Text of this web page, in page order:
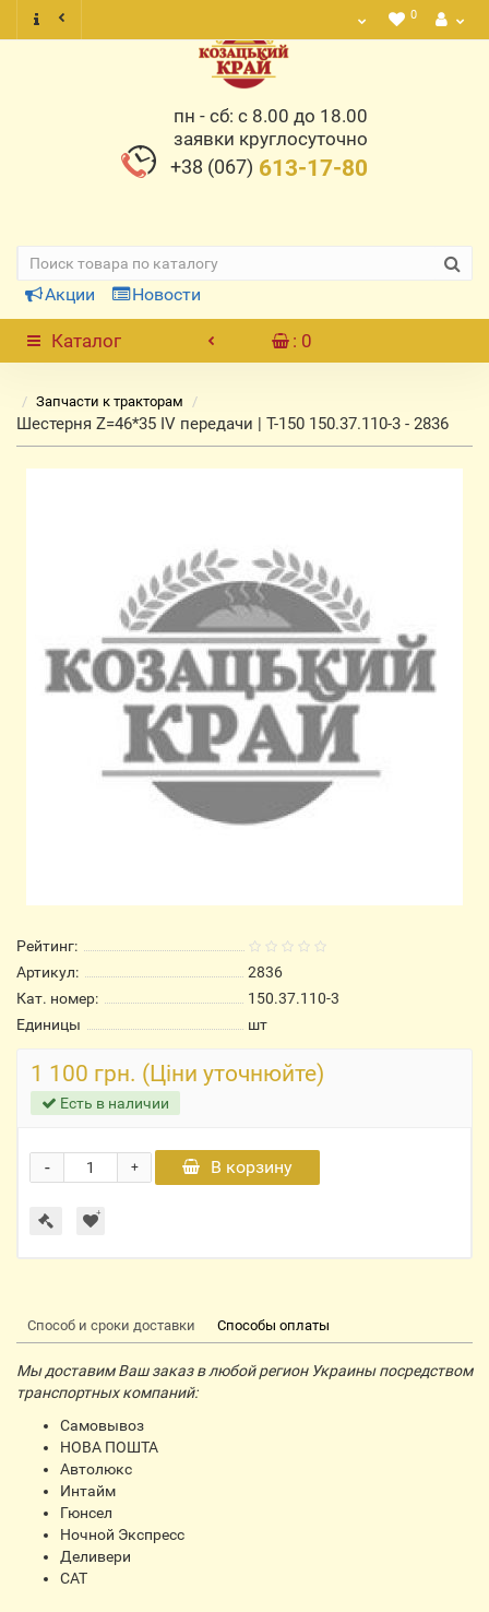
0
пн - сб: с 8.00 до 18.00
заявки круглосуточно
+38 (067) 613-17-80
Акции Новости
Каталог : 0
Запчасти к тракторам
Шестерня Z=46*35 IV передачи | Т-150 150.37.110-3 - 2836
Рейтинг:
Артикул:
2836
Кат. номер:
150.37.110-3
Единицы
шт
1 100 грн. (Ціни уточнюйте)
Есть в наличии
+
- В корзину
Способ и сроки доставки Способы оплаты
Мы доставим Ваш заказ в любой регион Украины посредством
транспортных компаний:
Самовывоз
НОВА ПОШТА
Автолюкс
Интайм
Гюнсел
Ночной Экспресс
Деливери
CАТ